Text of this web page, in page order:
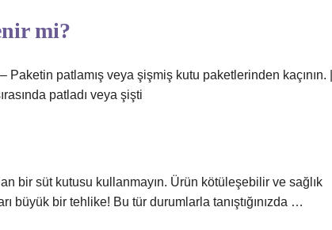
mi?
Paketin patlamış veya şişmiş kutu paketlerinden kaçının. |
patladı veya şişti
bir süt kutusu kullanmayın. Ürün kötüleşebilir ve sağlık
büyük bir tehlike! Bu tür durumlarla tanıştığınızda …